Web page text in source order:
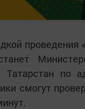
проведения
Татарстан по
смогут